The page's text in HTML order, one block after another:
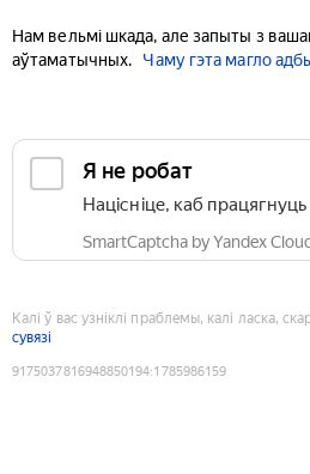
Нам вельмі шкада, але запыты з
аўтаматычных.
Чаму гэта магло
Я не робат
Націсніце, каб працягнуць
SmartCaptcha by Yandex
Калі ў вас узніклі праблемы, калі ласка,
сувязі
9175037816948850194:1785986159